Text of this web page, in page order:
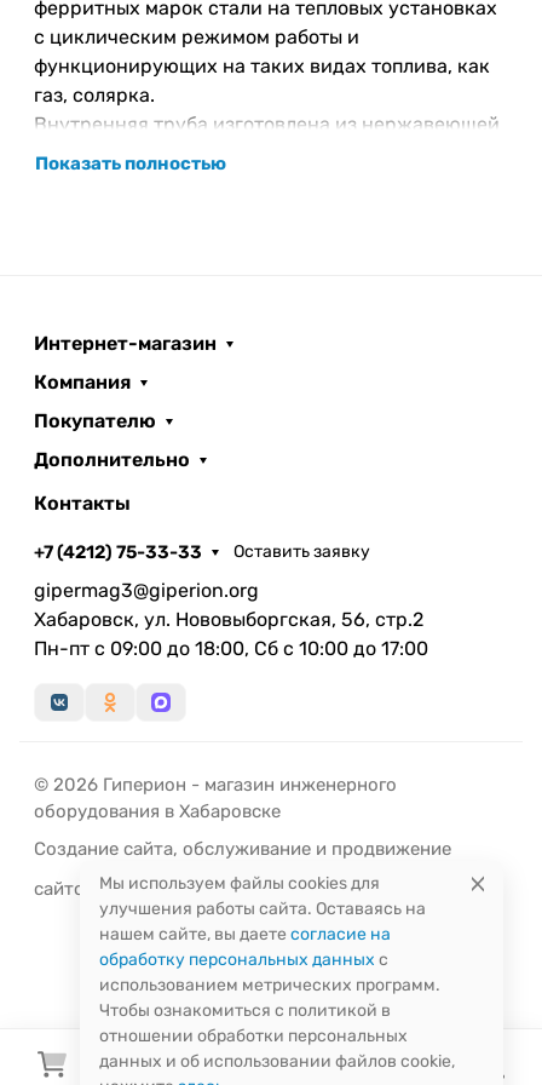
ферритных марок стали на тепловых установках
с циклическим режимом работы и
функционирующих на таких видах топлива, как
газ, солярка.
Внутренняя труба изготовлена из нержавеющей
ферритной стали AISI 430, внешняя - AISI 430,
Показать полностью
Интернет-магазин
Компания
Покупателю
Дополнительно
Контакты
+7 (4212) 75-33-33 Оставить заявку
gipermag3@giperion.org
Хабаровск, ул. Нововыборгская, 56, стр.2
Пн-пт с 09:00 до 18:00, Сб с 10:00 до 17:00
© 2026 Гиперион - магазин инженерного
оборудования в Хабаровске
Создание сайта, обслуживание и продвижение
сайтов
-РЭДЛАЙН
Мы используем файлы cookies для
улучшения работы сайта. Оставаясь на
нашем сайте, вы даете согласие на
обработку персональных данных с
использованием метрических программ.
Чтобы ознакомиться с политикой в
отношении обработки персональных
данных и об использовании файлов cookie,